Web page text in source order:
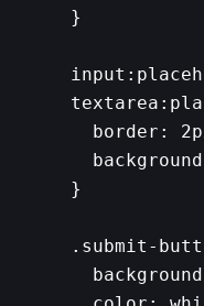
    }
border:
    }
.submit-